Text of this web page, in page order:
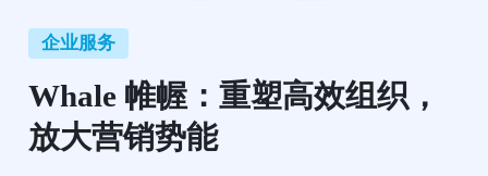
企业服务
Whale 帷幄：重塑高效组织，
放大营销势能